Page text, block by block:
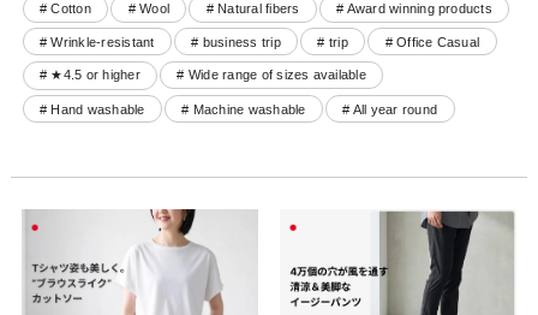
# Cotton # Wool # Natural fibers # Award winning products
# Wrinkle-resistant # business trip # trip # Office Casual
# ★4.5 or higher # Wide range of sizes available
# Hand washable # Machine washable # All year round